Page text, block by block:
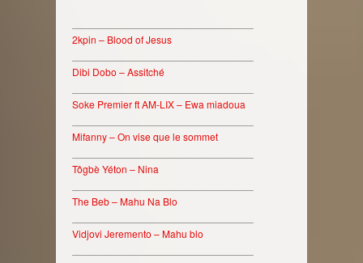
2kpin – Blood of Jesus
Dibi Dobo – Assitché
Soke Premier ft AM-LIX – Ewa miadoua
Mifanny – On vise que le sommet
Tôgbè Yéton – Nina
The Beb – Mahu Na Blo
Vidjovi Jeremento – Mahu blo